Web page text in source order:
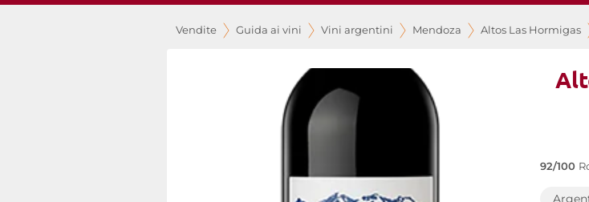
Vendite Guida ai vini Vini argentini Mendoza Altos Las Hormigas
92/100